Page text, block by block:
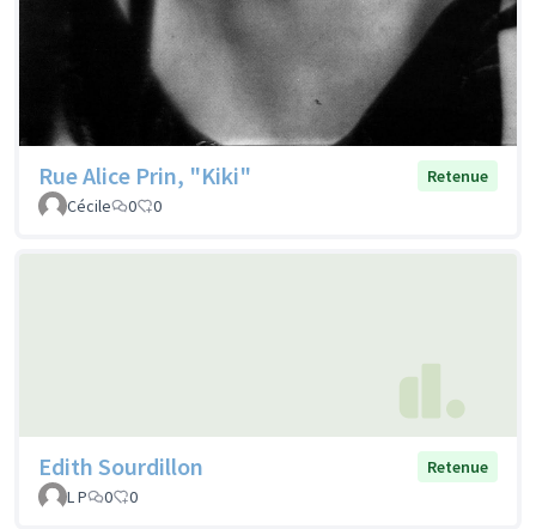
Rue Alice Prin, "Kiki"
Retenue
Cécile
0 0
Edith Sourdillon
Retenue
L P
0 0